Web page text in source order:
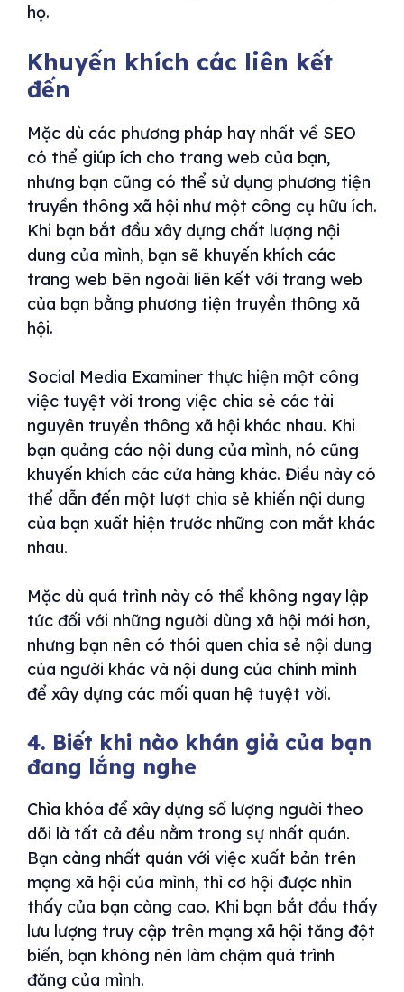
họ.
Khuyến khích các liên kết
đến
Mặc dù các phương pháp hay nhất về SEO
có thể giúp ích cho trang web của bạn,
nhưng bạn cũng có thể sử dụng phương tiện
truyền thông xã hội như một công cụ hữu ích.
Khi bạn bắt đầu xây dựng chất lượng nội
dung của mình, bạn sẽ khuyến khích các
trang web bên ngoài liên kết với trang web
của bạn bằng phương tiện truyền thông xã
hội.
Social Media Examiner thực hiện một công
việc tuyệt vời trong việc chia sẻ các tài
nguyên truyền thông xã hội khác nhau. Khi
bạn quảng cáo nội dung của mình, nó cũng
khuyến khích các cửa hàng khác. Điều này có
thể dẫn đến một lượt chia sẻ khiến nội dung
của bạn xuất hiện trước những con mắt khác
nhau.
Mặc dù quá trình này có thể không ngay lập
tức đối với những người dùng xã hội mới hơn,
nhưng bạn nên có thói quen chia sẻ nội dung
của người khác và nội dung của chính mình
để xây dựng các mối quan hệ tuyệt vời.
4. Biết khi nào khán giả của bạn
đang lắng nghe
Chìa khóa để xây dựng số lượng người theo
dõi là tất cả đều nằm trong sự nhất quán.
Bạn càng nhất quán với việc xuất bản trên
mạng xã hội của mình, thì cơ hội được nhìn
thấy của bạn càng cao. Khi bạn bắt đầu thấy
lưu lượng truy cập trên mạng xã hội tăng đột
biến, bạn không nên làm chậm quá trình
đăng của mình.